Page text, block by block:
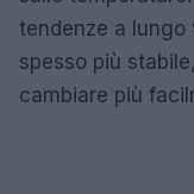
tendenze a lungo
spesso più
cambiare più